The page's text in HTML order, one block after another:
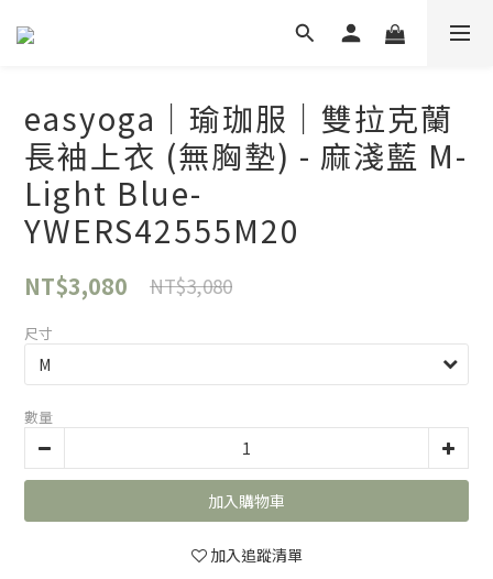
easyoga｜瑜珈服｜雙拉克蘭
長袖上衣 (無胸墊) - 麻淺藍 M-
Light Blue-
YWERS42555M20
NT$3,080 NT$3,080
尺寸
數量
加入購物車
加入追蹤清單